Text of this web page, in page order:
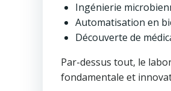
Ingénierie
Automatisation en
Découverte de
Par-dessus tout, le
fondamentale et